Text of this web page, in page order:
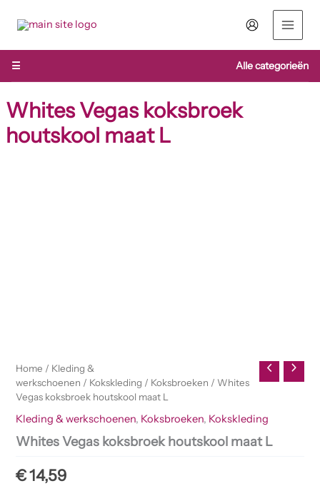
naar
inhoud
☰
Alle categorieën
Whites Vegas koksbroek
houtskool maat L
Home / Kleding &
werkschoenen / Kokskleding / Koksbroeken / Whites
Vegas koksbroek houtskool maat L
Kleding & werkschoenen, Koksbroeken, Kokskleding
Whites Vegas koksbroek houtskool maat L
€14,59